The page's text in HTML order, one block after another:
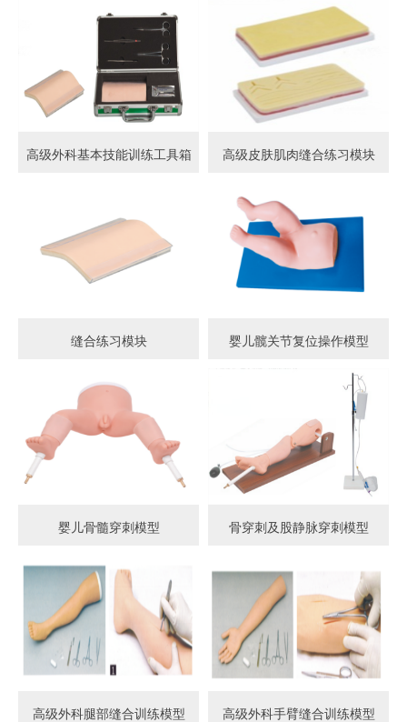
高级外科基本技能训练工具箱 高级皮肤肌肉缝合练习模块
缝合练习模块 婴儿髋关节复位操作模型
婴儿骨髓穿刺模型 骨穿刺及股静脉穿刺模型
高级外科腿部缝合训练模型 高级外科手臂缝合训练模型